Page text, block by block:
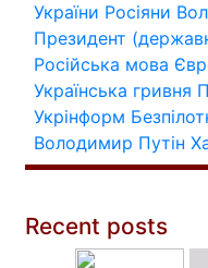
України Росіяни
Президент
Російська мова
Українська гривня
Укрінформ
Володимир Путін
Recent posts